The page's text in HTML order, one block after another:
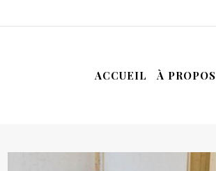
ACCUEIL À PROPOS